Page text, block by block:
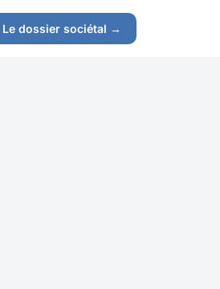
Le dossier sociétal →